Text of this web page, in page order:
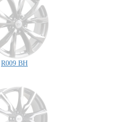
R009 BH